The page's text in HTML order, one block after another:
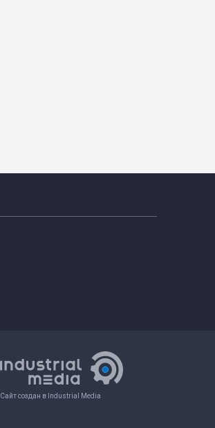
Сайт создан в Industrial Media